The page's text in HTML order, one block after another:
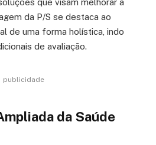
que visam melhorar a
da P/S se destaca ao
de uma forma holística, indo
de avaliação.
publicidade
da Saúde